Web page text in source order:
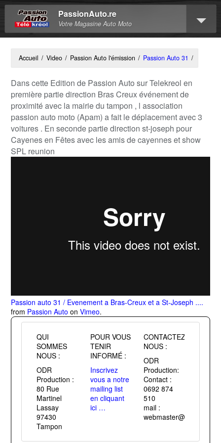
PassionAuto.re
Votre Magasine Auto Moto
Accueil / Video / Passion Auto l'émission / Passion Auto 31 /
Dans cette Edition de Passion Auto sur Telekreol en
première partie direction Bras Creux événement de
proximité avec la mairie du tampon , l association
passion auto moto (Apam) a fait le déplacement avec 3
voitures . En seconde partie direction st-joseph pour
Cayenes en Fêtes avec les amis de cayennes et show
SPL reunion
Passion auto 31 / Evenement a Bras-Creux et a St-Joseph ....
from Passion Auto onVimeo.
QUI
SOMMES
NOUS :
ODR
Production :
80 Rue
Martinel
Lassay
97430
Tampon
CONTACTEZ
NOUS :
ODR
Production:
Contact :
0692 874
510
mail :
POUR VOUS
TENIR
INFORMÉ :
Inscrivez
vous a notre
mailing list
en cliquant
ici …